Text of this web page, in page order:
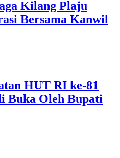
Kilang Plaju
Bersama Kanwil
HUT RI ke-81
Buka Oleh Bupati